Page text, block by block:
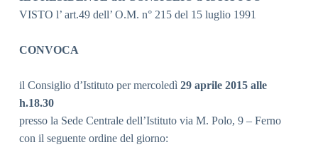
VISTO l’ art.49 dell’ O.M. n° 215 del 15 luglio 1991
CONVOCA
il Consiglio d’Istituto per mercoledì 29 aprile 2015 alle
h.18.30
presso la Sede Centrale dell’Istituto via M. Polo, 9 – Ferno
con il seguente ordine del giorno: